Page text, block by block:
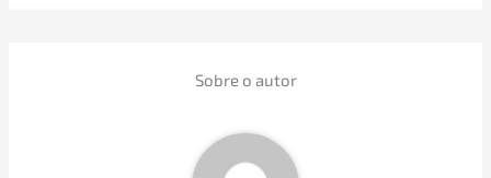
Sobre o autor